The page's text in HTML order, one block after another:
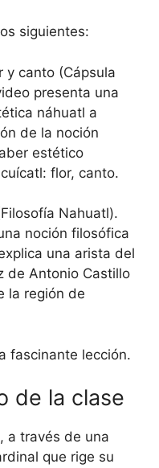
siguientes:
y canto (Cápsula
presenta una
náhuatl a
de la noción
estético
flor, canto.
Nahuatl).
noción filosófica
una arista del
de Antonio Castillo
la región de
fascinante lección.
de la clase
a través de una
que rige su